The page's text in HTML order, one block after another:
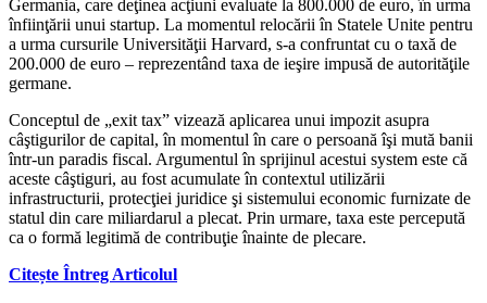
Germania, care deţinea acţiuni evaluate la 800.000 de euro, în urma
înfiinţării unui startup. La momentul relocării în Statele Unite pentru
a urma cursurile Universităţii Harvard, s-a confruntat cu o taxă de
200.000 de euro – reprezentând taxa de ieşire impusă de autorităţile
germane.
Conceptul de „exit tax” vizează aplicarea unui impozit asupra
câştigurilor de capital, în momentul în care o persoană îşi mută banii
într-un paradis fiscal. Argumentul în sprijinul acestui system este că
aceste câştiguri, au fost acumulate în contextul utilizării
infrastructurii, protecţiei juridice şi sistemului economic furnizate de
statul din care miliardarul a plecat. Prin urmare, taxa este percepută
ca o formă legitimă de contribuţie înainte de plecare.
Citește Întreg Articolul